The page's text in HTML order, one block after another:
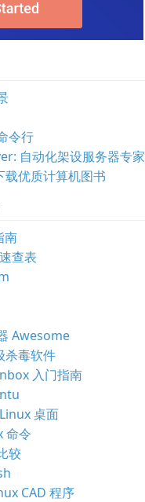
令行
自动化架设服务器专家
载优质计算机图书
南
查表
Awesome
杀毒软件
入门指南
桌面
命令
较
CAD 程序